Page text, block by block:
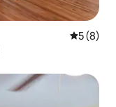
5 (8)